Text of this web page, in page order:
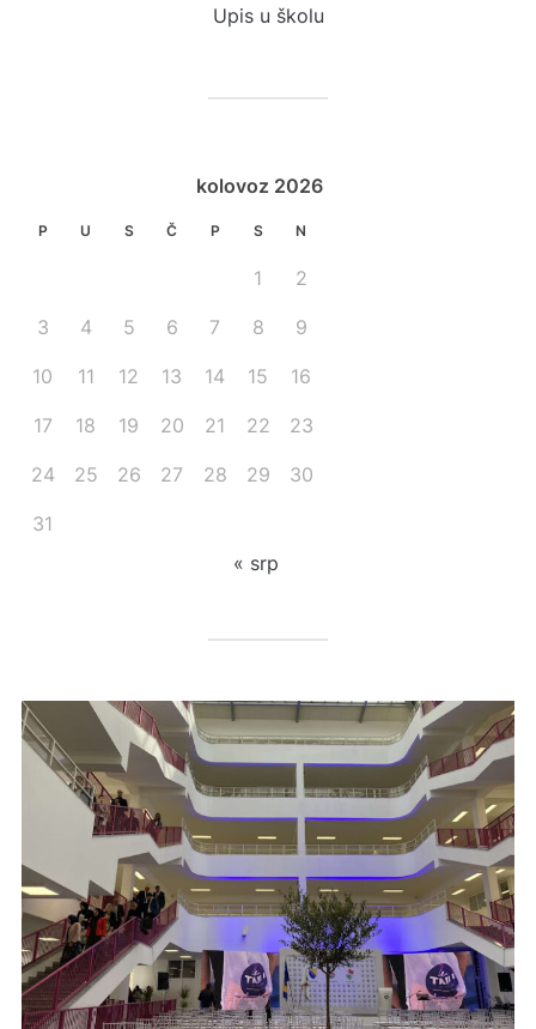
Upis u školu
kolovoz 2026
P U S Č P S N
1 2
3 4 5 6 7 8 9
10 11 12 13 14 15 16
17 18 19 20 21 22 23
24 25 26 27 28 29 30
31
« srp